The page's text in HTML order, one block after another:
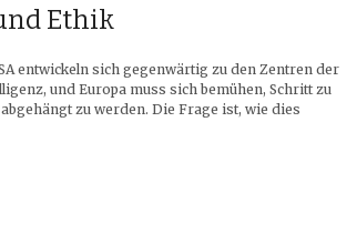
Ethik
entwickeln sich gegenwärtig zu den Zentren der
und Europa muss sich bemühen, Schritt zu
zu werden. Die Frage ist, wie dies